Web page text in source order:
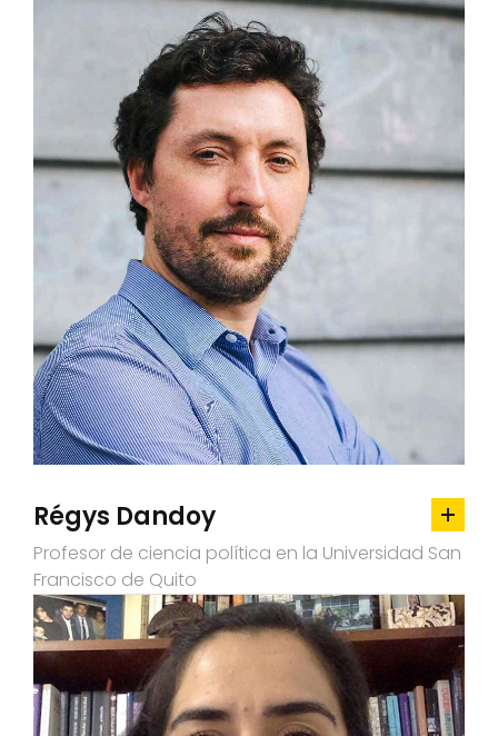
Régys Dandoy
Profesor de ciencia política en la Universidad San
Francisco de Quito